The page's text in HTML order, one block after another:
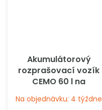
Akumulátorový
rozprašovací vozík
CEMO 60 l na
chemikálie alebo
dezinfekciu
Na objednávku: 4 týždne